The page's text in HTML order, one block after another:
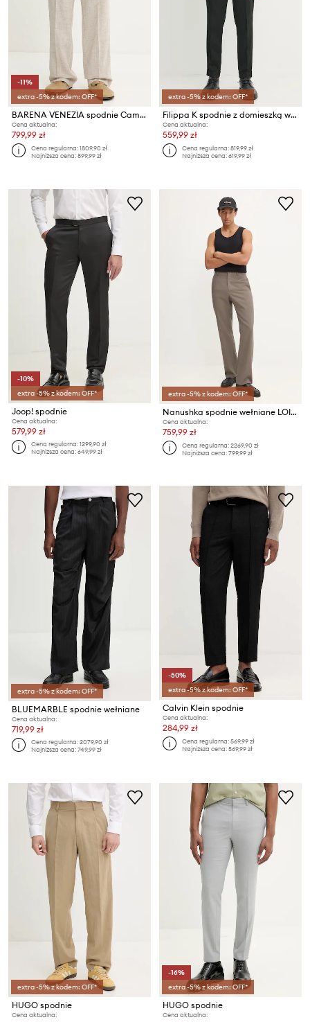
-11%
extra -5% z kodem: OFF*
BARENA VENEZIA spodnie Camicia Mola
Cena aktualna:
799,99 zł
Cena regularna:1809,90 zł
Najniższa cena:899,99 zł
extra -5% z kodem: OFF*
Filippa K spodnie z domieszką wełny
Cena aktualna:
559,99 zł
Cena regularna:819,99 zł
Najniższa cena:619,99 zł
-10%
extra -5% z kodem: OFF*
Joop! spodnie
Cena aktualna:
579,99 zł
Cena regularna:1299,90 zł
Najniższa cena:649,99 zł
extra -5% z kodem: OFF*
Nanushka spodnie wełniane LOIC
Cena aktualna:
759,99 zł
Cena regularna:2269,90 zł
Najniższa cena:799,99 zł
extra -5% z kodem: OFF*
BLUEMARBLE spodnie wełniane
Cena aktualna:
719,99 zł
Cena regularna:2079,90 zł
Najniższa cena:749,99 zł
-50%
extra -5% z kodem: OFF*
Calvin Klein spodnie
Cena aktualna:
284,99 zł
Cena regularna:569,99 zł
Najniższa cena:569,99 zł
extra -5% z kodem: OFF*
HUGO spodnie
Cena aktualna:
-16%
extra -5% z kodem: OFF*
HUGO spodnie
Cena aktualna: